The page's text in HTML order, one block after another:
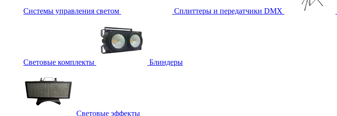
Системы управления светом Сплиттеры и передатчики DMX
Световые комплекты Блиндеры
Световые эффекты